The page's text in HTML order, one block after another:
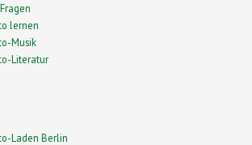
lernen
Musik
Literatur
Laden Berlin